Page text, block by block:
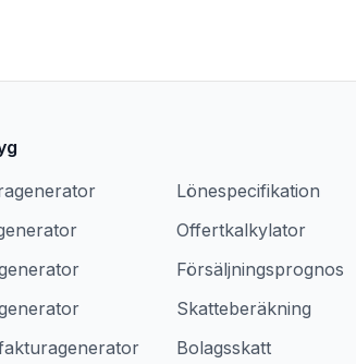
Lönespecifikation
Offertkalkylator
Försäljningsprognos
Skatteberäkning
Bolagsskatt